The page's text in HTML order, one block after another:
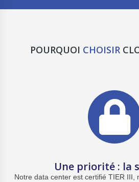
POURQUOI CHOISIR
Une priorité : la
Notre data center est certifié TIER III,